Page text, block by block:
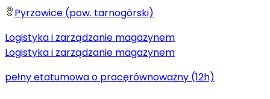
Pyrzowice (pow. tarnogórski)
Logistyka i zarządzanie magazynem
Logistyka i zarządzanie magazynem
pełny etatumowa o pracęrównoważny (12h)